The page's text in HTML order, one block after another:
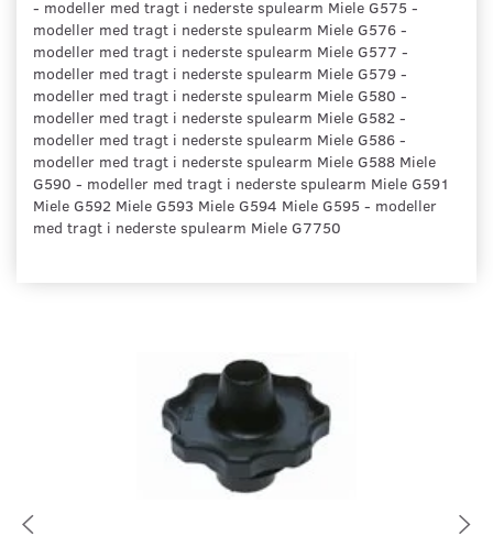
- modeller med tragt i nederste spulearm Miele G575 -
modeller med tragt i nederste spulearm Miele G576 -
modeller med tragt i nederste spulearm Miele G577 -
modeller med tragt i nederste spulearm Miele G579 -
modeller med tragt i nederste spulearm Miele G580 -
modeller med tragt i nederste spulearm Miele G582 -
modeller med tragt i nederste spulearm Miele G586 -
modeller med tragt i nederste spulearm Miele G588 Miele
G590 - modeller med tragt i nederste spulearm Miele G591
Miele G592 Miele G593 Miele G594 Miele G595 - modeller
med tragt i nederste spulearm Miele G7750